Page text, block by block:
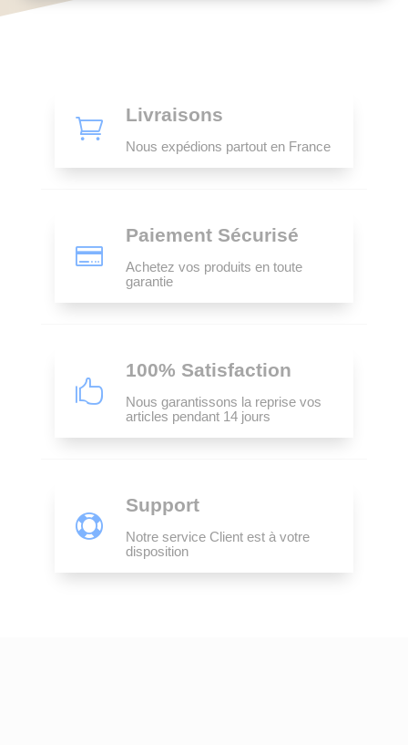

Livraisons
Nous expédions partout en France

Paiement Sécurisé
Achetez vos produits en toute
garantie

100% Satisfaction
Nous garantissons la reprise vos
articles pendant 14 jours

Support
Notre service Client est à votre
disposition